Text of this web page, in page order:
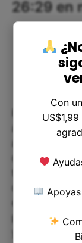
26:29 en
Podemos
al tener el
demás, no
también por
como Pablo
escuchaban
podemos
y
Con